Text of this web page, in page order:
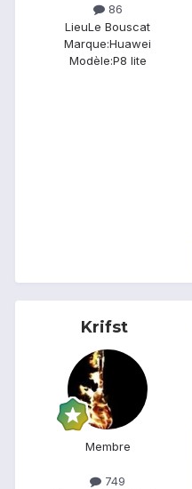
86
LieuLe Bouscat
Marque:Huawei
Modèle:P8 lite
Krifst
Membre
749